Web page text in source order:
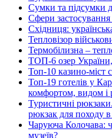
Сумки та підсумки
Сфери застосування
Східниця:
Тепловізор
Термобілизна –
ТОП-6 озер
Топ-10 казино-міст
Топ-19 готелів у
комфортом, видом і
Туристичні
рюкзак для походу
Чаруюча Колочава:
музеїв?